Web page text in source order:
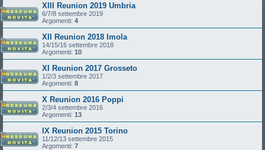
XIII Reunion 2019 Umbria
6/7/8 settembre 2019
Argomenti: 4
XII Reunion 2018 Imola
14/15/16 settembre 2018
Argomenti: 10
XI Reunion 2017 Grosseto
1/2/3 settembre 2017
Argomenti: 8
X Reunion 2016 Poppi
2/3/4 settembre 2016
Argomenti: 13
IX Reunion 2015 Torino
11/12/13 settembre 2015
Argomenti: 7